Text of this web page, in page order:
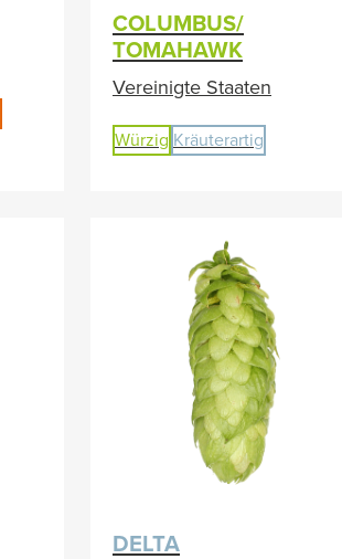
COLUMBUS/
TOMAHAWK
Vereinigte Staaten
Würzig Kräuterartig
DELTA